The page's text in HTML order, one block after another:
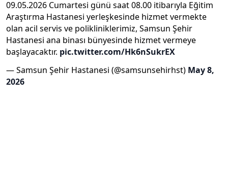
09.05.2026 Cumartesi günü saat 08.00 itibarıyla Eğitim
Araştırma Hastanesi yerleşkesinde hizmet vermekte
olan acil servis ve polikliniklerimiz, Samsun Şehir
Hastanesi ana binası bünyesinde hizmet vermeye
başlayacaktır. pic.twitter.com/Hk6nSukrEX
— Samsun Şehir Hastanesi (@samsunsehirhst) May 8,
2026